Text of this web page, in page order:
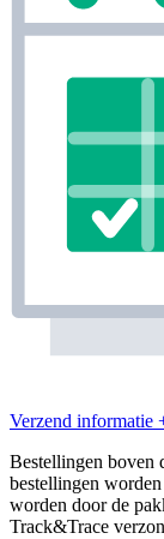
Verzend informatie
Bestellingen boven
bestellingen
worden door de
Track&Trace